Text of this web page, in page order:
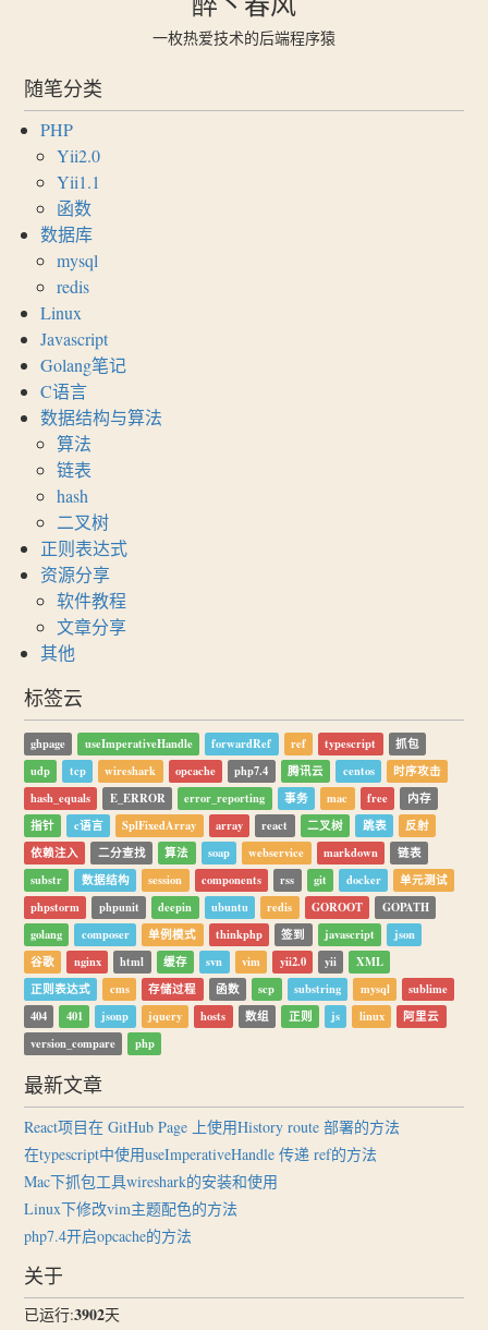
一枚热爱技术的后端程序猿
随笔分类
PHP
Yii2.0
Yii1.1
函数
数据库
mysql
redis
Linux
Javascript
Golang笔记
C语言
数据结构与算法
算法
链表
hash
二叉树
正则表达式
资源分享
软件教程
文章分享
其他
标签云
ghpage useImperativeHandle forwardRef ref typescript
抓包
udp
tcp wireshark opcache php7.4 腾讯云 centos
时序攻击
hash_equals
E_ERROR error_reporting 事务 mac free
内存
指针
c语言 SplFixedArray array react 二叉树 跳表
反射
依赖注入
二分查找 算法 soap webservice markdown
链表
substr
数据结构 session components rss git docker
单元测试
phpstorm
phpunit deepin ubuntu redis GOROOT
GOPATH
golang
composer 单例模式 thinkphp 签到 javascript
json
谷歌
nginx html 缓存 svn vim yii2.0 yii
XML
正则表达式
cms 存储过程 函数 scp substring mysql
sublime
404
401 jsonp jquery hosts 数组 正则 js linux
阿里云
version_compare
php
最新文章
React项目在 GitHub Page 上使用History route 部署的方法
在typescript中使用useImperativeHandle 传递 ref的方法
Mac下抓包工具wireshark的安装和使用
Linux下修改vim主题配色的方法
php7.4开启opcache的方法
关于
已运行:3902天